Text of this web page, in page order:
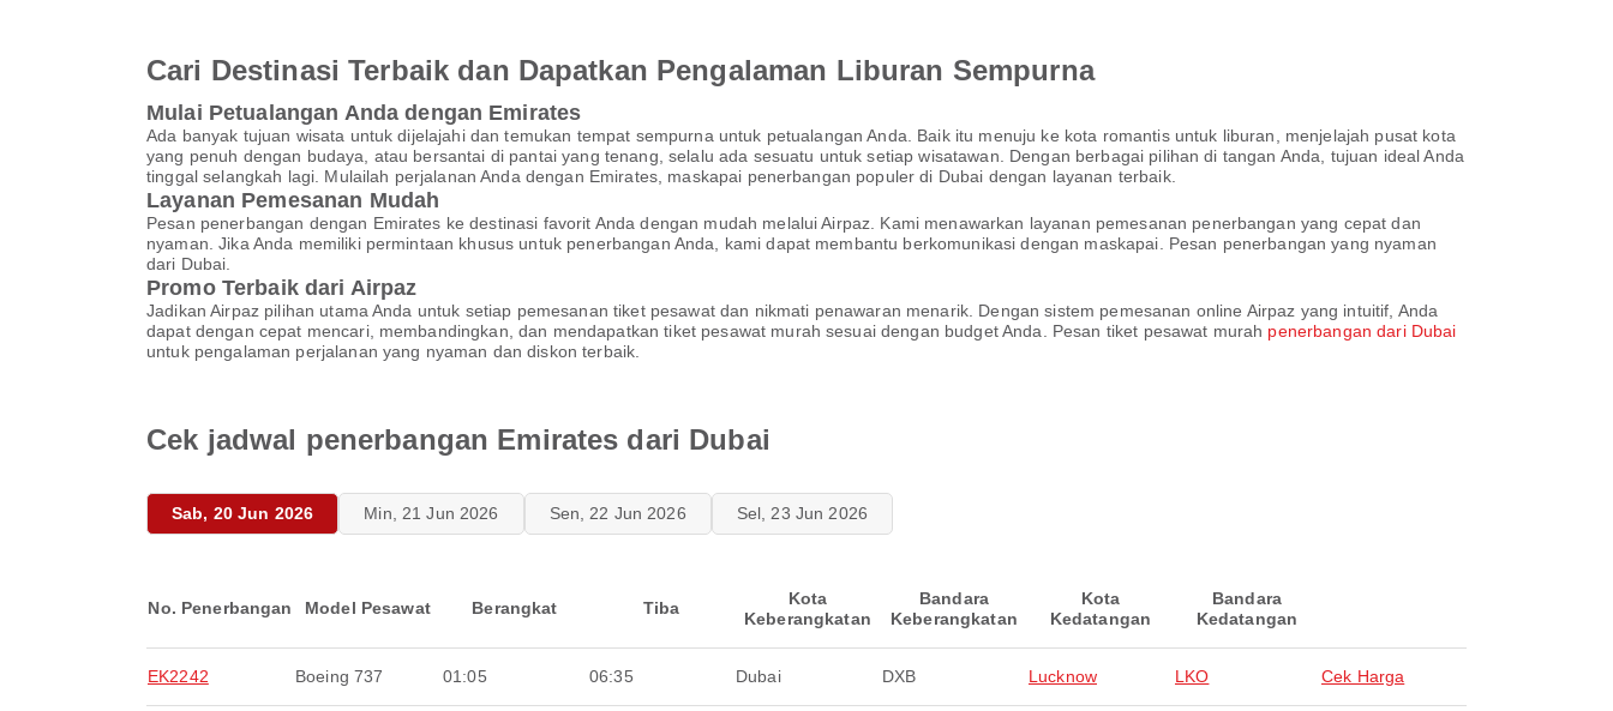
Cari Destinasi Terbaik dan Dapatkan Pengalaman Liburan Sempurna
Mulai Petualangan Anda dengan Emirates
Ada banyak tujuan wisata untuk dijelajahi dan temukan tempat sempurna untuk petualangan Anda. Baik itu menuju ke kota romantis untuk liburan, menjelajah pusat kota
yang penuh dengan budaya, atau bersantai di pantai yang tenang, selalu ada sesuatu untuk setiap wisatawan. Dengan berbagai pilihan di tangan Anda, tujuan ideal Anda
tinggal selangkah lagi. Mulailah perjalanan Anda dengan Emirates, maskapai penerbangan populer di Dubai dengan layanan terbaik.
Layanan Pemesanan Mudah
Pesan penerbangan dengan Emirates ke destinasi favorit Anda dengan mudah melalui Airpaz. Kami menawarkan layanan pemesanan penerbangan yang cepat dan
nyaman. Jika Anda memiliki permintaan khusus untuk penerbangan Anda, kami dapat membantu berkomunikasi dengan maskapai. Pesan penerbangan yang nyaman
dari Dubai.
Promo Terbaik dari Airpaz
Jadikan Airpaz pilihan utama Anda untuk setiap pemesanan tiket pesawat dan nikmati penawaran menarik. Dengan sistem pemesanan online Airpaz yang intuitif, Anda
dapat dengan cepat mencari, membandingkan, dan mendapatkan tiket pesawat murah sesuai dengan budget Anda. Pesan tiket pesawat murah penerbangan dari Dubai
untuk pengalaman perjalanan yang nyaman dan diskon terbaik.
Cek jadwal penerbangan Emirates dari Dubai
Sab, 20 Jun 2026 Min, 21 Jun 2026 Sen, 22 Jun 2026 Sel, 23 Jun 2026
No. Penerbangan Model Pesawat Berangkat Tiba
Kota
Keberangkatan
Bandara
Keberangkatan
Kota
Kedatangan
Bandara
Kedatangan
EK2242 Boeing 737 01:05 06:35 Dubai DXB Lucknow LKO Cek Harga